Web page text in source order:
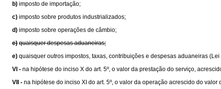
b) imposto de importação;
c) imposto sobre produtos industrializados;
d) imposto sobre operações de câmbio;
e) quaisquer despesas aduaneiras;
e) quaisquer outros impostos, taxas, contribuições e despesas aduaneiras (Lei
VI - na hipótese do inciso X do art. 5º, o valor da prestação do serviço,
VII - na hipótese do inciso XI do art. 5º, o valor da operação acrescido do